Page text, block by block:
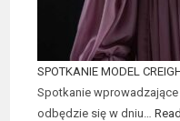
SPOTKANIE MODEL
Spotkanie
odbędzie się w dniu…